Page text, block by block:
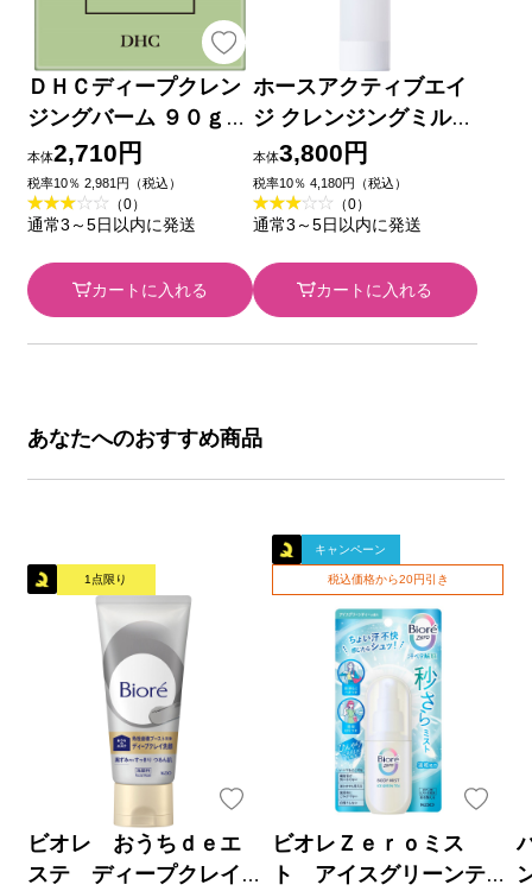
ＤＨＣディープクレン
ジングバーム ９０ｇ
ディーエイチシー
本体2,710円
税率10％ 2,981円（税込）
（0）
通常3～5日以内に発送
カートに入れる
ホースアクティブエイ
ジ クレンジングミルク
９５Ｇ （株）Ｔ＆Ｍ
本体3,800円
税率10％ 4,180円（税込）
（0）
通常3～5日以内に発送
カートに入れる
あなたへのおすすめ商品
1点限り
ビオレ おうちｄｅエ
ステ ディープクレイ
キャンペーン
税込価格から20円引き
ビオレＺｅｒｏミス
ト アイスグリーンテ